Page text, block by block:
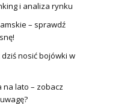
i analiza rynku
– sprawdź
nosić bojówki w
na lato – zobacz